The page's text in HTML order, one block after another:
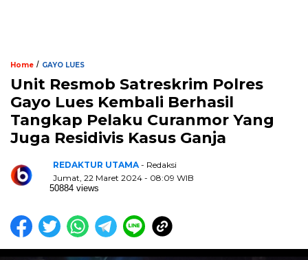
Home / GAYO LUES
Unit Resmob Satreskrim Polres
Gayo Lues Kembali Berhasil
Tangkap Pelaku Curanmor Yang
Juga Residivis Kasus Ganja
REDAKTUR UTAMA - Redaksi
Jumat, 22 Maret 2024 - 08:09 WIB
50884 views